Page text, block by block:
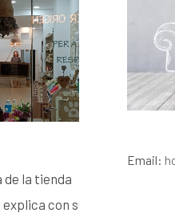
Email:
la tienda
con sus